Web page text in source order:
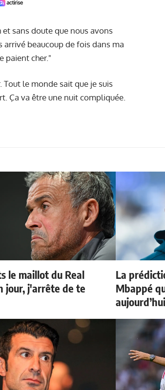
et sans doute que nous avons
arrivé beaucoup de fois dans ma
paient cher."
Tout le monde sait que je suis
Ça va être une nuit compliquée.
le maillot du Real
jour, j'arrête de te
La
Mbappé
aujourd’hui